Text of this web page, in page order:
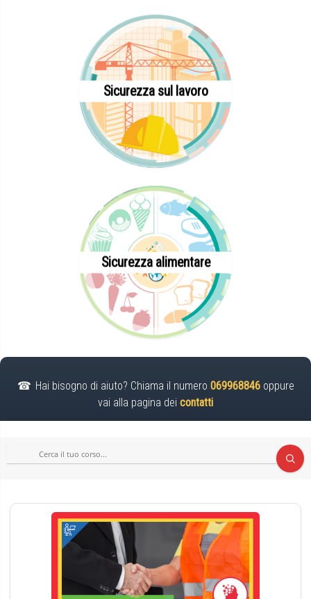
Sicurezza sul lavoro
Sicurezza alimentare
Hai bisogno di aiuto? Chiama il numero 069968846oppure
vai alla pagina dei contatti